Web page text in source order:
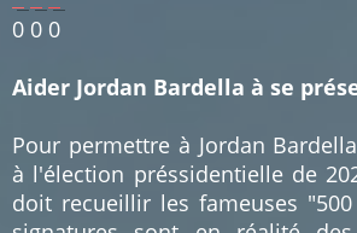
0 0 0
Aider Jordan Bardella à se
Pour permettre à Jordan
à l'élection préssidentielle de
doit recueillir les fameuses "500